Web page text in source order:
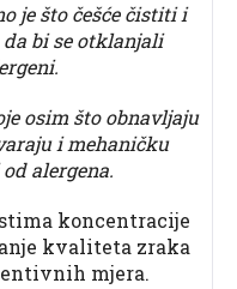
je što češće čistiti i
bi se otklanjali
osim što obnavljaju
i mehaničku
alergena.
koncentracije
kvaliteta zraka
mjera.